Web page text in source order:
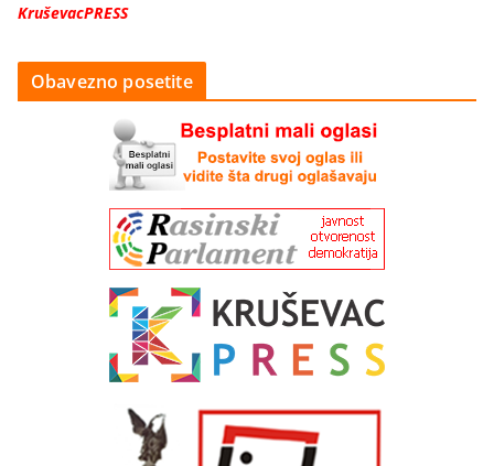
KruševacPRESS
Obavezno posetite